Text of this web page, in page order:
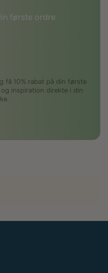
første ordre
få 10% rabat på din første
inspiration direkte i din